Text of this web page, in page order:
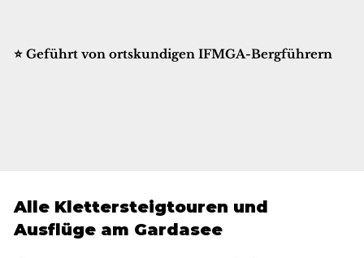
⭐ Geführt von ortskundigen IFMGA-Bergführern
Alle Klettersteigtouren und
Ausflüge am Gardasee